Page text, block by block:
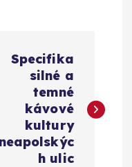
Specifika
silné a
temné
kávové
kultury
neapolskýc
h ulic